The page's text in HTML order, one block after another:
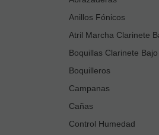
Anillos Fónicos
Atril Marcha Clarinete
Boquillas Clarinete Bajo
Boquilleros
Campanas
Cañas
Control Humedad